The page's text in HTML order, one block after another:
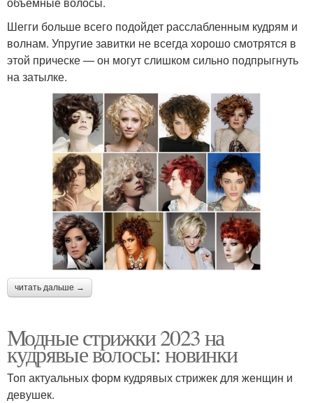
Шегги больше всего подойдет расслабленным кудрям и
волнам. Упругие завитки не всегда хорошо смотрятся в
этой прическе — он могут слишком сильно подпрыгнуть
на затылке.
читать дальше →
Модные стрижки 2023 на
кудрявые волосы: новинки
Топ актуальных форм кудрявых стрижек для женщин и
девушек.